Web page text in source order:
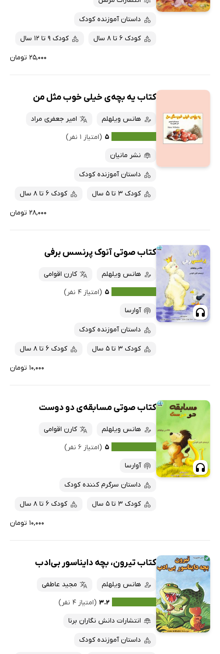
داستان آموزنده کودک
کودک 6 تا 8 سال کودک 9 تا 12 سال
۲۵,۰۰۰ تومان
کتاب یه بچه‌ی خیلی خوب مثل من
هانس ویلهلم
امیر جعفری مراد
۵ (امتیاز ۱ نفر)
نشر مانیان
داستان آموزنده کودک
کودک 3 تا 5 سال کودک 6 تا 8 سال
۲۸,۰۰۰ تومان
کتاب صوتی آنوک پرنسس برفی
هانس ویلهلم
کارن اقوامی
۵ (امتیاز ۴ نفر)
آوارسا
داستان آموزنده کودک
کودک 3 تا 5 سال کودک 6 تا 8 سال
۱۰,۰۰۰ تومان
کتاب صوتی مسابقه‌ی دو دوست
هانس ویلهلم
کارن اقوامی
۵ (امتیاز ۶ نفر)
آوارسا
داستان سرگرم کننده کودک
کودک 3 تا 5 سال کودک 6 تا 8 سال
۱۰,۰۰۰ تومان
کتاب تیرون، بچه دایناسور بی‌ادب
هانس ویلهلم
مجید عاطفی
۳.۲ (امتیاز ۴ نفر)
انتشارات دانش نگاران برنا
داستان آموزنده کودک